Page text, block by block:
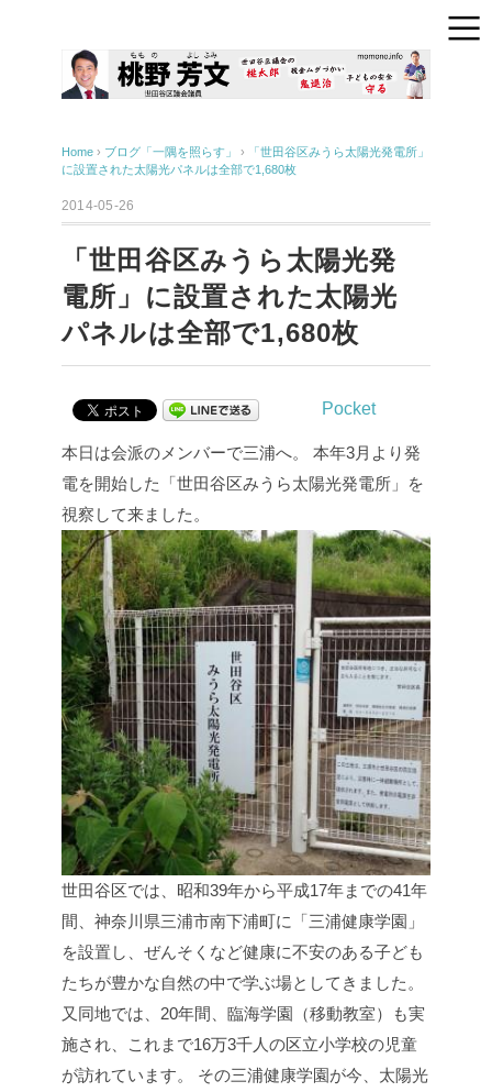
Home › ブログ「一隅を照らす」 ›
「世田谷区みうら太陽光発電所」
に設置された太陽光パネルは全部で1,680枚
2014-05-26
「世田谷区みうら太陽光発
電所」に設置された太陽光
パネルは全部で1,680枚
Pocket
本日は会派のメンバーで三浦へ。
本年3月より発
電を開始した「世田谷区みうら太陽光発電所」を
視察して来ました。
世田谷区では、昭和39年から平成17年までの41年
間、神奈川県三浦市南下浦町に「三浦健康学園」
を設置し、ぜんそくなど健康に不安のある子ども
たちが豊かな自然の中で学ぶ場としてきました。
又同地では、20年間、臨海学園（移動教室）も実
施され、これまで16万3千人の区立小学校の児童
が訪れています。
その三浦健康学園が今、太陽光